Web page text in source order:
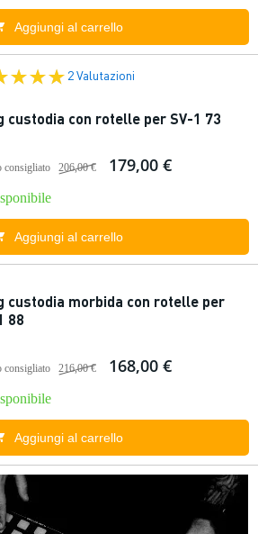
Aggiungi al carrello
2 Valutazioni
custodia con rotelle per SV-1 73
consigliato 206,00 € 179,00 €
Aggiungi al carrello
custodia morbida con rotelle per
88
consigliato 216,00 € 168,00 €
Aggiungi al carrello